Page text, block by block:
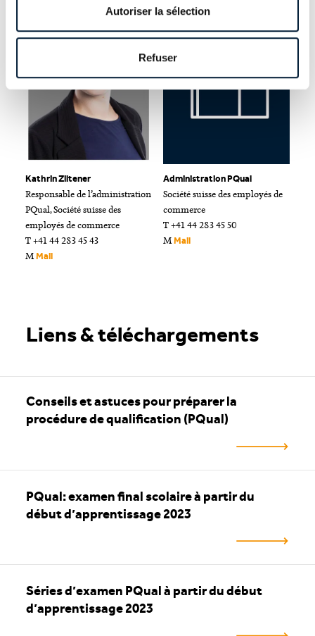
Autoriser la sélection
Refuser
Kathrin Ziltener
Responsable de l’administration
PQual, Société suisse des
employés de commerce
T +41 44 283 45 43
MMail
Administration PQual
Société suisse des employés de
commerce
T +41 44 283 45 50
MMail
Liens & téléchargements
Conseils et astuces pour préparer la
procédure de qualification (PQual)
PQual: examen final scolaire à partir du
début d’apprentissage 2023
Séries d’examen PQual à partir du début
d’apprentissage 2023